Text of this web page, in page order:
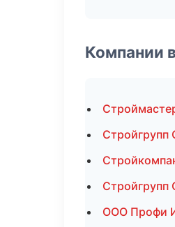
Компании
Стройгрупп
ООО Профи